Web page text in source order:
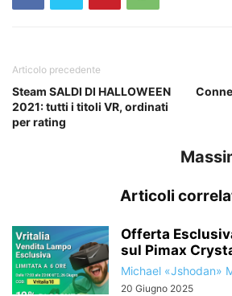
Articolo precedente
Steam SALDI DI HALLOWEEN
2021: tutti i titoli VR, ordinati
per rating
Articoli
Offerta
sul Pimax
Michael «Jshodan»
20 Giugno 2025